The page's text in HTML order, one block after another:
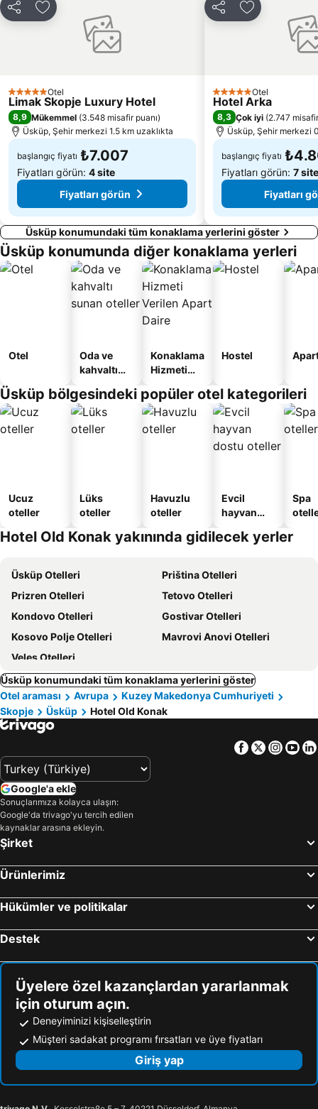
Paylaş Favorilerime ekle
5 Yıldız Otel
Limak Skopje Luxury Hotel
8,9 Mükemmel (3.548 misafir puanı)
Üsküp, Şehir merkezi 1.5 km uzaklıkta
başlangıç fiyatı ₺7.007
Fiyatları görün: 4 site
Fiyatları görün
Paylaş Favorilerime
5 Yıldız Otel
Hotel Arka
8,3 Çok iyi (2.747
Üsküp, Şehir merkezi
başlangıç fiyatı
Fiyatları görün: 7 site
Fiyatları
Üsküp konumundaki tüm konaklama yerlerini göster
Üsküp konumunda diğer konaklama yerleri
Otel
Oda ve
kahvaltı
oteller
Konaklama
Hizmeti
Apart
Daire
Hostel
Üsküp bölgesindeki popüler otel kategorileri
Ucuz
oteller
Lüks
oteller
Havuzlu
oteller
Evcil
hayvan
oteller
Spa
Hotel Old Konak yakınında gidilecek yerler
Üsküp Otelleri
Priština Otelleri
Prizren Otelleri
Tetovo Otelleri
Kondovo Otelleri
Gostivar Otelleri
Kosovo Polje Otelleri
Mavrovi Anovi Otelleri
Veles Otelleri
Üsküp konumundaki tüm konaklama yerlerini göster
Otel araması
Avrupa
Kuzey Makedonya Cumhuriyeti
Skopje
Üsküp Hotel Old Konak
Facebook
Twitter
Google'a ekle
Sonuçlarımıza kolayca ulaşın:
Google'da trivago'yu tercih edilen
kaynaklar arasına ekleyin.
Şirket
Ürünlerimiz
Hükümler ve politikalar
Destek
Üyelere özel kazançlardan yararlanmak
için oturum açın.
Deneyiminizi kişiselleştirin
Müşteri sadakat programı fırsatları ve üye fiyatları
Giriş yap